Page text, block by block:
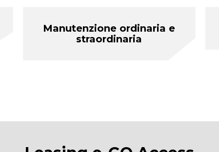
Manutenzione ordinaria e
straordinaria